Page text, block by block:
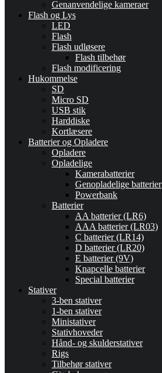
Genanvendelige kameraer
Flash og Lys
LED
Flash
Flash udløsere
Flash tilbehør
Flash modificering
Hukommelse
SD
Micro SD
USB stik
Harddiske
Kortlæsere
Batterier og Opladere
Opladere
Opladelige
Kamerabatterier
Genopladelige batterier
Powerbank
Batterier
AA batterier (LR6)
AAA batterier (LR03)
C batterier (LR14)
D batterier (LR20)
E batterier (9V)
Knapcelle batterier
Special batterier
Stativer
3-ben stativer
1-ben stativer
Ministativer
Stativhoveder
Hånd- og skulderstativer
Rigs
Tilbehør stativer